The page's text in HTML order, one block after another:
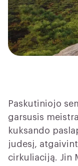
Paskutiniojo
garsusis
kuksando
judesį,
cirkuliaciją. Jin